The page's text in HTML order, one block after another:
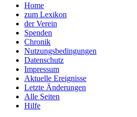
Home
zum Lexikon
der Verein
Spenden
Chronik
Nutzungsbedingungen
Datenschutz
Impressum
Aktuelle Ereignisse
Letzte Änderungen
Alle Seiten
Hilfe